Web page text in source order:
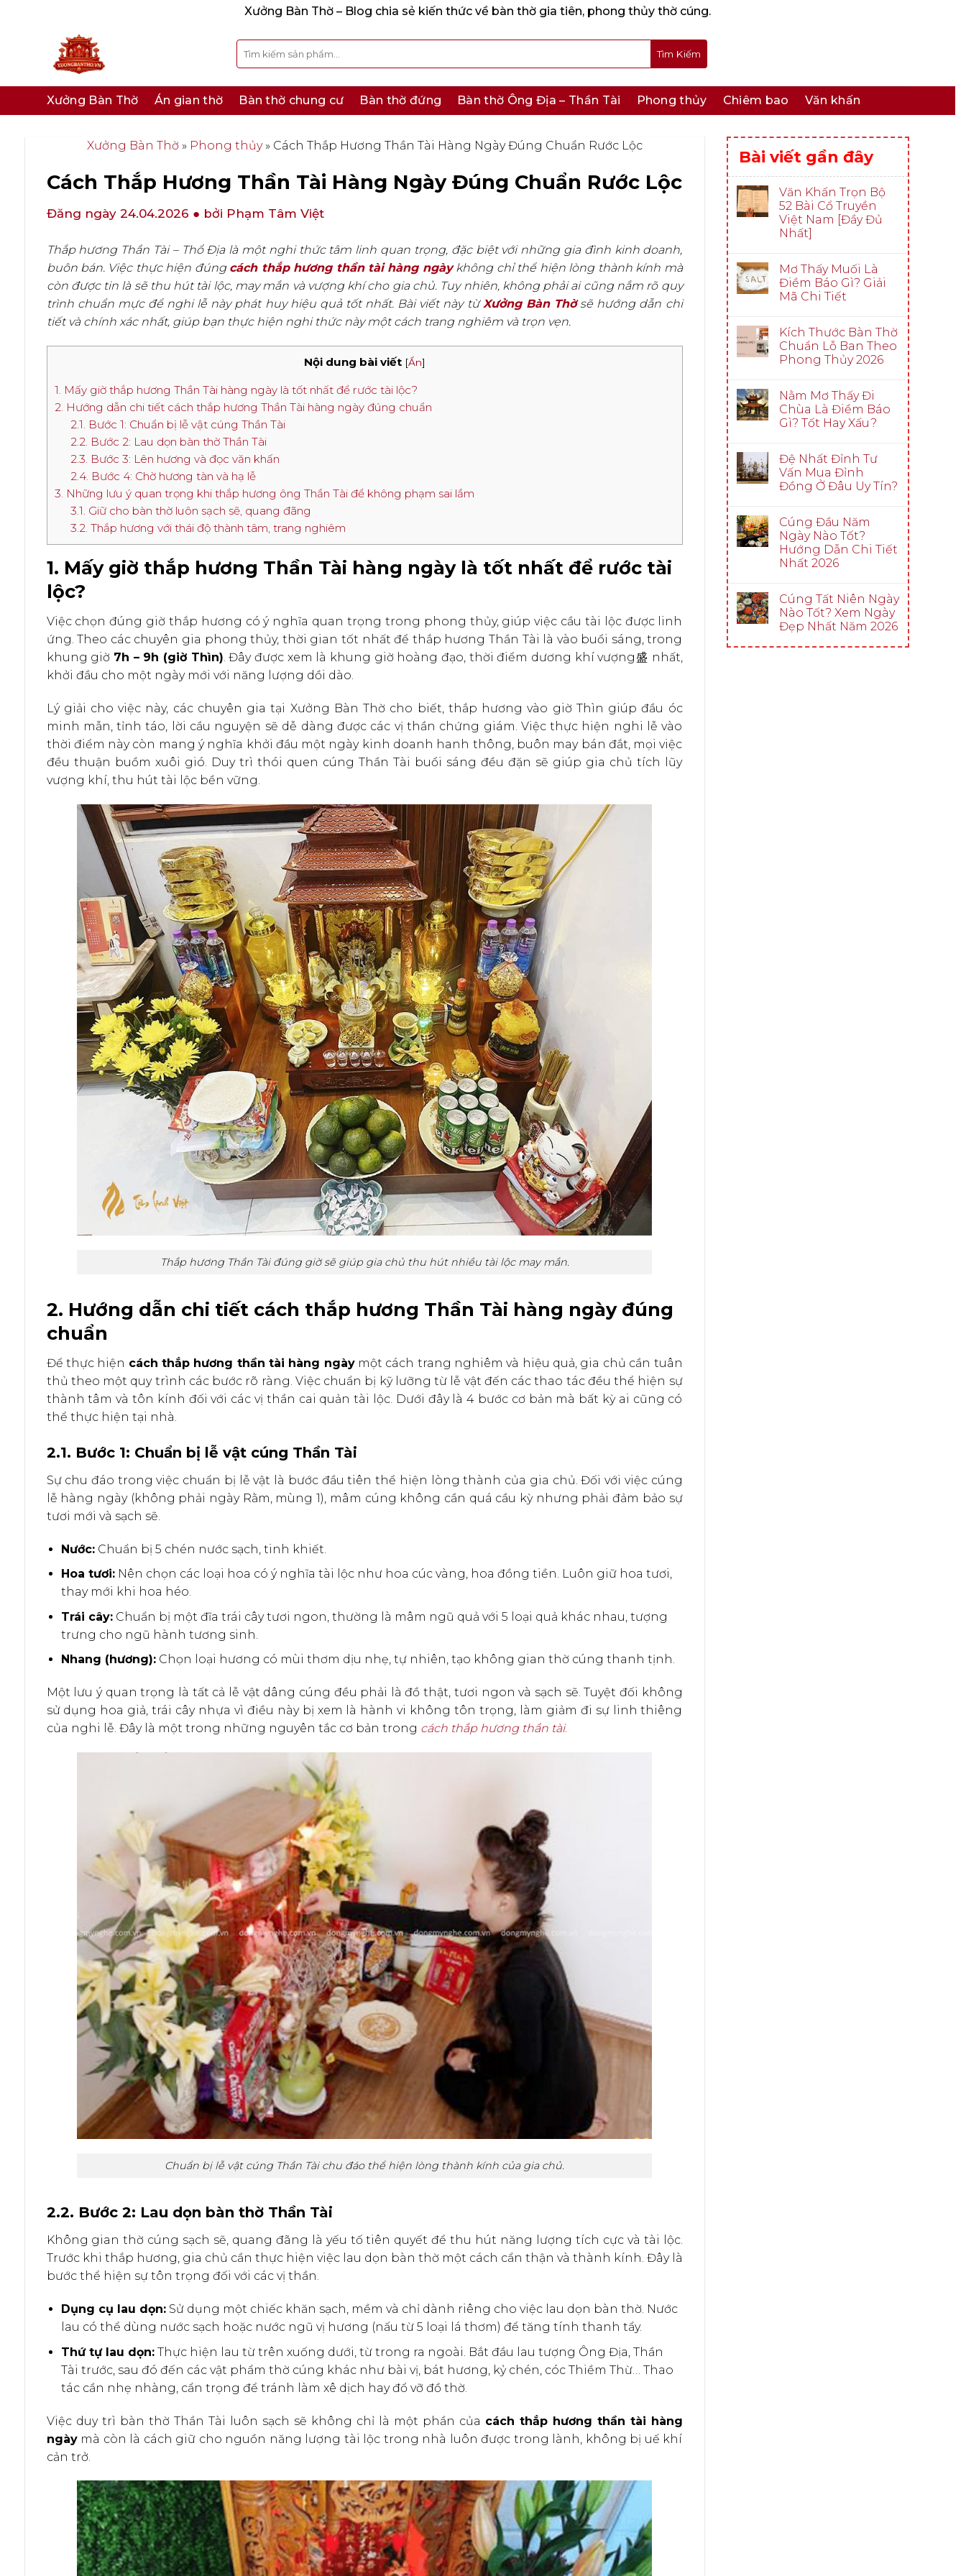
Xưởng Bàn Thờ – Blog chia sẻ kiến thức về bàn thờ gia tiên, phong thủy thờ cúng.
Tìm
kiếm:
Xưởng Bàn Thờ Án gian thờ Bàn thờ chung cư Bàn thờ đứng Bàn thờ Ông Địa – Thần Tài Phong thủy Chiêm bao Văn khấn
Xưởng Bàn Thờ » Phong thủy» Cách Thắp Hương Thần Tài Hàng Ngày Đúng Chuẩn Rước Lộc
Cách Thắp Hương Thần Tài Hàng Ngày Đúng Chuẩn Rước Lộc
Đăng ngày 24.04.2026 ● bởi Phạm Tâm Việt
Thắp hương Thần Tài – Thổ Địa là một nghi thức tâm linh quan trọng, đặc biệt với những gia đình kinh doanh,
buôn bán. Việc thực hiện đúng cách thắp hương thần tài hàng ngàykhông chỉ thể hiện lòng thành kính mà
còn được tin là sẽ thu hút tài lộc, may mắn và vượng khí cho gia chủ. Tuy nhiên, không phải ai cũng nắm rõ quy
trình chuẩn mực để nghi lễ này phát huy hiệu quả tốt nhất. Bài viết này từXưởng Bàn Thờsẽ hướng dẫn chi
tiết và chính xác nhất, giúp bạn thực hiện nghi thức này một cách trang nghiêm và trọn vẹn.
Nội dung bài viết [Ẩn]
1. Mấy giờ thắp hương Thần Tài hàng ngày là tốt nhất để rước tài lộc?
2. Hướng dẫn chi tiết cách thắp hương Thần Tài hàng ngày đúng chuẩn
2.1. Bước 1: Chuẩn bị lễ vật cúng Thần Tài
2.2. Bước 2: Lau dọn bàn thờ Thần Tài
2.3. Bước 3: Lên hương và đọc văn khấn
2.4. Bước 4: Chờ hương tàn và hạ lễ
3. Những lưu ý quan trọng khi thắp hương ông Thần Tài để không phạm sai lầm
3.1. Giữ cho bàn thờ luôn sạch sẽ, quang đãng
3.2. Thắp hương với thái độ thành tâm, trang nghiêm
1. Mấy giờ thắp hương Thần Tài hàng ngày là tốt nhất để rước tài
lộc?
Việc chọn đúng giờ thắp hương có ý nghĩa quan trọng trong phong thủy, giúp việc cầu tài lộc được linh
ứng. Theo các chuyên gia phong thủy, thời gian tốt nhất để thắp hương Thần Tài là vào buổi sáng, trong
khung giờ 7h – 9h (giờ Thìn). Đây được xem là khung giờ hoàng đạo, thời điểm dương khí vượng盛 nhất,
khởi đầu cho một ngày mới với năng lượng dồi dào.
Lý giải cho việc này, các chuyên gia tại Xưởng Bàn Thờ cho biết, thắp hương vào giờ Thìn giúp đầu óc
minh mẫn, tỉnh táo, lời cầu nguyện sẽ dễ dàng được các vị thần chứng giám. Việc thực hiện nghi lễ vào
thời điểm này còn mang ý nghĩa khởi đầu một ngày kinh doanh hanh thông, buôn may bán đắt, mọi việc
đều thuận buồm xuôi gió. Duy trì thói quen cúng Thần Tài buổi sáng đều đặn sẽ giúp gia chủ tích lũy
vượng khí, thu hút tài lộc bền vững.
Thắp hương Thần Tài đúng giờ sẽ giúp gia chủ thu hút nhiều tài lộc may mắn.
2. Hướng dẫn chi tiết cách thắp hương Thần Tài hàng ngày đúng
chuẩn
Để thực hiện cách thắp hương thần tài hàng ngàymột cách trang nghiêm và hiệu quả, gia chủ cần tuân
thủ theo một quy trình các bước rõ ràng. Việc chuẩn bị kỹ lưỡng từ lễ vật đến các thao tác đều thể hiện sự
thành tâm và tôn kính đối với các vị thần cai quản tài lộc. Dưới đây là 4 bước cơ bản mà bất kỳ ai cũng có
thể thực hiện tại nhà.
2.1. Bước 1: Chuẩn bị lễ vật cúng Thần Tài
Sự chu đáo trong việc chuẩn bị lễ vật là bước đầu tiên thể hiện lòng thành của gia chủ. Đối với việc cúng
lễ hàng ngày (không phải ngày Rằm, mùng 1), mâm cúng không cần quá cầu kỳ nhưng phải đảm bảo sự
tươi mới và sạch sẽ.
Nước: Chuẩn bị 5 chén nước sạch, tinh khiết.
Hoa tươi: Nên chọn các loại hoa có ý nghĩa tài lộc như hoa cúc vàng, hoa đồng tiền. Luôn giữ hoa tươi,
thay mới khi hoa héo.
Trái cây: Chuẩn bị một đĩa trái cây tươi ngon, thường là mâm ngũ quả với 5 loại quả khác nhau, tượng
trưng cho ngũ hành tương sinh.
Nhang (hương): Chọn loại hương có mùi thơm dịu nhẹ, tự nhiên, tạo không gian thờ cúng thanh tịnh.
Một lưu ý quan trọng là tất cả lễ vật dâng cúng đều phải là đồ thật, tươi ngon và sạch sẽ. Tuyệt đối không
sử dụng hoa giả, trái cây nhựa vì điều này bị xem là hành vi không tôn trọng, làm giảm đi sự linh thiêng
của nghi lễ. Đây là một trong những nguyên tắc cơ bản trong cách thắp hương thần tài.
Chuẩn bị lễ vật cúng Thần Tài chu đáo thể hiện lòng thành kính của gia chủ.
2.2. Bước 2: Lau dọn bàn thờ Thần Tài
Không gian thờ cúng sạch sẽ, quang đãng là yếu tố tiên quyết để thu hút năng lượng tích cực và tài lộc.
Trước khi thắp hương, gia chủ cần thực hiện việc lau dọn bàn thờ một cách cẩn thận và thành kính. Đây là
bước thể hiện sự tôn trọng đối với các vị thần.
Dụng cụ lau dọn: Sử dụng một chiếc khăn sạch, mềm và chỉ dành riêng cho việc lau dọn bàn thờ. Nước
lau có thể dùng nước sạch hoặc nước ngũ vị hương (nấu từ 5 loại lá thơm) để tăng tính thanh tẩy.
Thứ tự lau dọn: Thực hiện lau từ trên xuống dưới, từ trong ra ngoài. Bắt đầu lau tượng Ông Địa, Thần
Tài trước, sau đó đến các vật phẩm thờ cúng khác như bài vị, bát hương, kỷ chén, cóc Thiềm Thừ… Thao
tác cần nhẹ nhàng, cẩn trọng để tránh làm xê dịch hay đổ vỡ đồ thờ.
Việc duy trì bàn thờ Thần Tài luôn sạch sẽ không chỉ là một phần của cách thắp hương thần tài hàng
ngàymà còn là cách giữ cho nguồn năng lượng tài lộc trong nhà luôn được trong lành, không bị uế khí
cản trở.
Bài viết gần đây
Văn Khấn Trọn Bộ
52 Bài Cổ Truyền
Việt Nam [Đầy Đủ
Nhất]
Mơ Thấy Muối Là
Điềm Báo Gì? Giải
Mã Chi Tiết
Kích Thước Bàn Thờ
Chuẩn Lỗ Ban Theo
Phong Thủy 2026
Nằm Mơ Thấy Đi
Chùa Là Điềm Báo
Gì? Tốt Hay Xấu?
Đệ Nhất Đỉnh Tư
Vấn Mua Đỉnh
Đồng Ở Đâu Uy Tín?
Cúng Đầu Năm
Ngày Nào Tốt?
Hướng Dẫn Chi Tiết
Nhất 2026
Cúng Tất Niên Ngày
Nào Tốt? Xem Ngày
Đẹp Nhất Năm 2026